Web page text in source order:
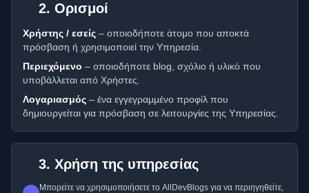
2. Ορισμοί
Χρήστης / εσείς – οποιοδήποτε άτομο που αποκτά
πρόσβαση ή χρησιμοποιεί την Υπηρεσία.
Περιεχόμενο – οποιοδήποτε blog, σχόλιο ή υλικό που
υποβάλλεται από Χρήστες.
Λογαριασμός – ένα εγγεγραμμένο προφίλ που
δημιουργείται για πρόσβαση σε λειτουργίες της Υπηρεσίας.
3. Χρήση της υπηρεσίας
Μπορείτε να χρησιμοποιήσετε το AllDevBlogs για να περιηγηθείτε,